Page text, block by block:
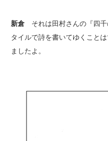
新倉 それは田村さんの『四
タイルで詩を書いてゆくこと
ましたよ。